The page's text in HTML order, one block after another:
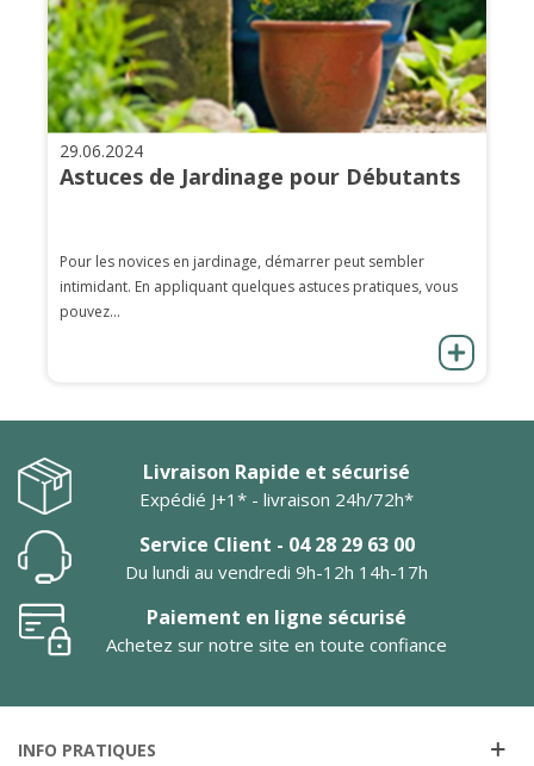
29.06.2024
Astuces de Jardinage pour Débutants
Pour les novices en jardinage, démarrer peut sembler
intimidant. En appliquant quelques astuces pratiques, vous
pouvez...
Livraison Rapide et sécurisé
Expédié J+1* - livraison 24h/72h*
Service Client - 04 28 29 63 00
Du lundi au vendredi 9h-12h 14h-17h
Paiement en ligne sécurisé
Achetez sur notre site en toute confiance
INFO PRATIQUES